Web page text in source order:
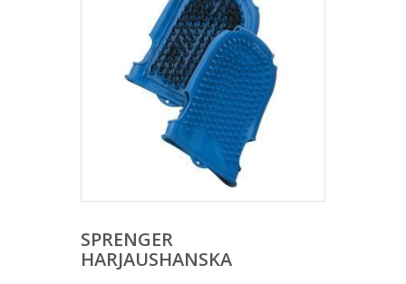
SPRENGER
HARJAUSHANSKA